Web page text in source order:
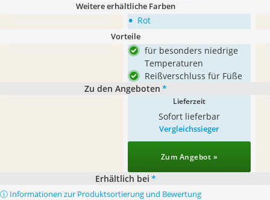
Weitere erhältliche Farben
• Rot
Vorteile
für besonders niedrige
Temperaturen
Reißverschluss für Füße
Zu den Angeboten *
Lieferzeit
Sofort lieferbar
Vergleichssieger
Zum Angebot »
Erhältlich bei *
ⓘ Informationen zur Produktsortierung und Bewertung